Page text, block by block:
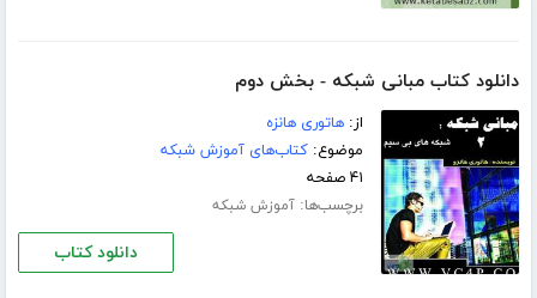
دانلود کتاب مبانی شبکه - بخش دوم
از:هاتوری هانزه
موضوع:کتاب‌های آموزش شبکه
۴۱ صفحه
برچسب‌ها:آموزش شبکه
دانلود کتاب